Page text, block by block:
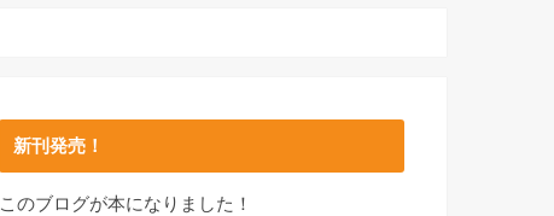
新刊発売！
このブログが本になりました！